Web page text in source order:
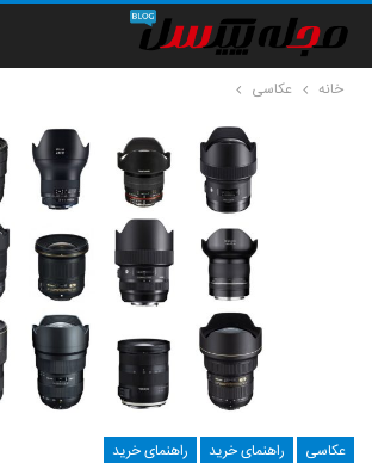
خانه عکاسی
عکاسی راهنمای خرید راهنمای خرید